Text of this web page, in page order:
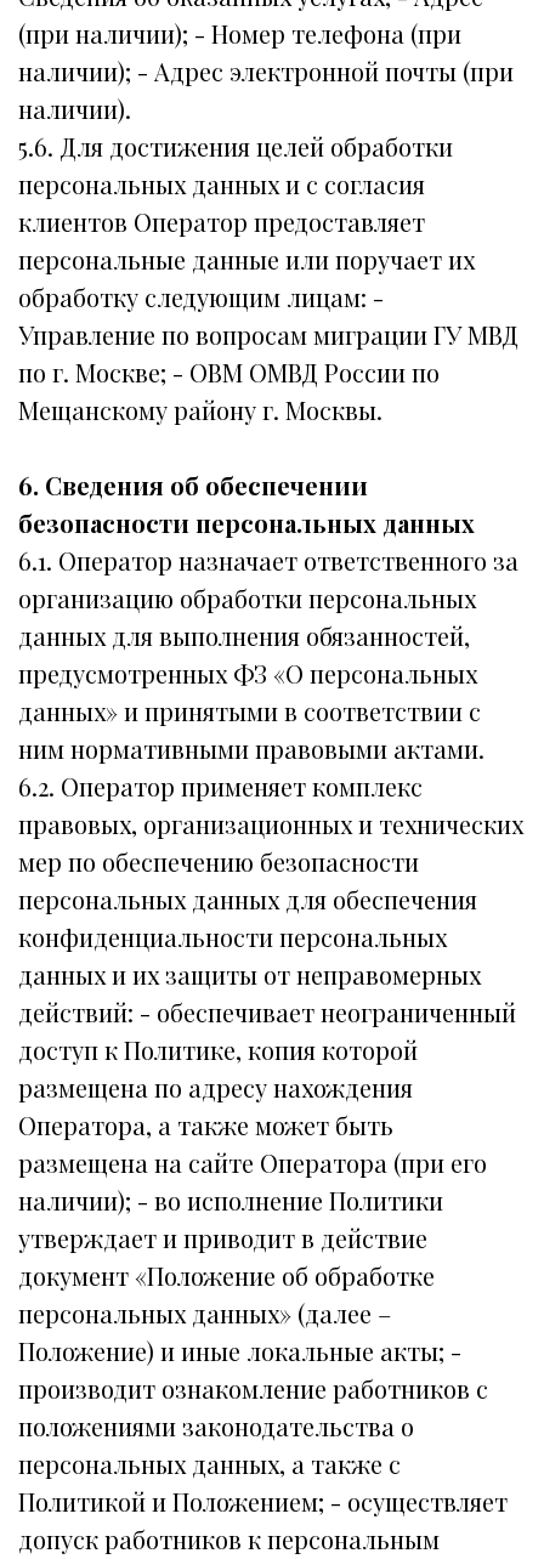
(при наличии); - Номер телефона (при
наличии); - Адрес электронной почты (при
наличии).
5.6. Для достижения целей обработки
персональных данных и с согласия
клиентов Оператор предоставляет
персональные данные или поручает их
обработку следующим лицам: -
Управление по вопросам миграции ГУ МВД
по г. Москве; - ОВМ ОМВД России по
Мещанскому району г. Москвы.
6. Сведения об обеспечении
безопасности персональных данных
6.1. Оператор назначает ответственного за
организацию обработки персональных
данных для выполнения обязанностей,
предусмотренных ФЗ «О персональных
данных» и принятыми в соответствии с
ним нормативными правовыми актами.
6.2. Оператор применяет комплекс
правовых, организационных и технических
мер по обеспечению безопасности
персональных данных для обеспечения
конфиденциальности персональных
данных и их защиты от неправомерных
действий: - обеспечивает неограниченный
доступ к Политике, копия которой
размещена по адресу нахождения
Оператора, а также может быть
размещена на сайте Оператора (при его
наличии); - во исполнение Политики
утверждает и приводит в действие
документ «Положение об обработке
персональных данных» (далее –
Положение) и иные локальные акты; -
производит ознакомление работников с
положениями законодательства о
персональных данных, а также с
Политикой и Положением; - осуществляет
допуск работников к персональным